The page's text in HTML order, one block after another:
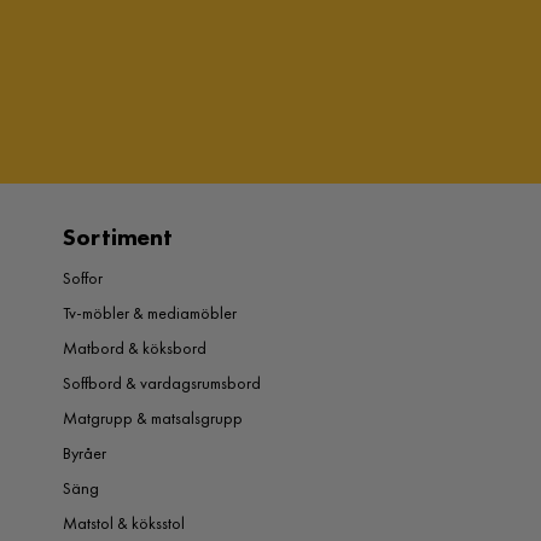
Sortiment
Soffor
Tv-möbler & mediamöbler
Matbord & köksbord
Soffbord & vardagsrumsbord
Matgrupp & matsalsgrupp
Byråer
Säng
Matstol & köksstol